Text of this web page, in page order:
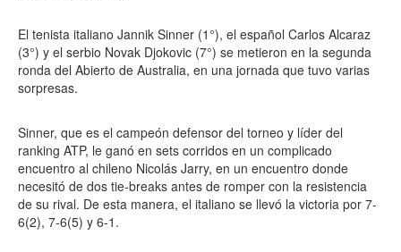
El tenista italiano Jannik Sinner (1°), el español Carlos Alcaraz
(3°) y el serbio Novak Djokovic (7°) se metieron en la segunda
ronda del Abierto de Australia, en una jornada que tuvo varias
sorpresas.
Sinner, que es el campeón defensor del torneo y líder del
ranking ATP, le ganó en sets corridos en un complicado
encuentro al chileno Nicolás Jarry, en un encuentro donde
necesitó de dos tie-breaks antes de romper con la resistencia
de su rival. De esta manera, el italiano se llevó la victoria por 7-
6(2), 7-6(5) y 6-1.